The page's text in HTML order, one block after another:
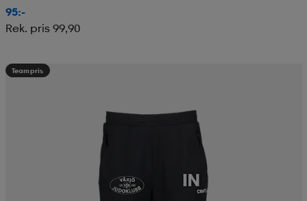
95:-
Rek. pris 99,90
Teampris